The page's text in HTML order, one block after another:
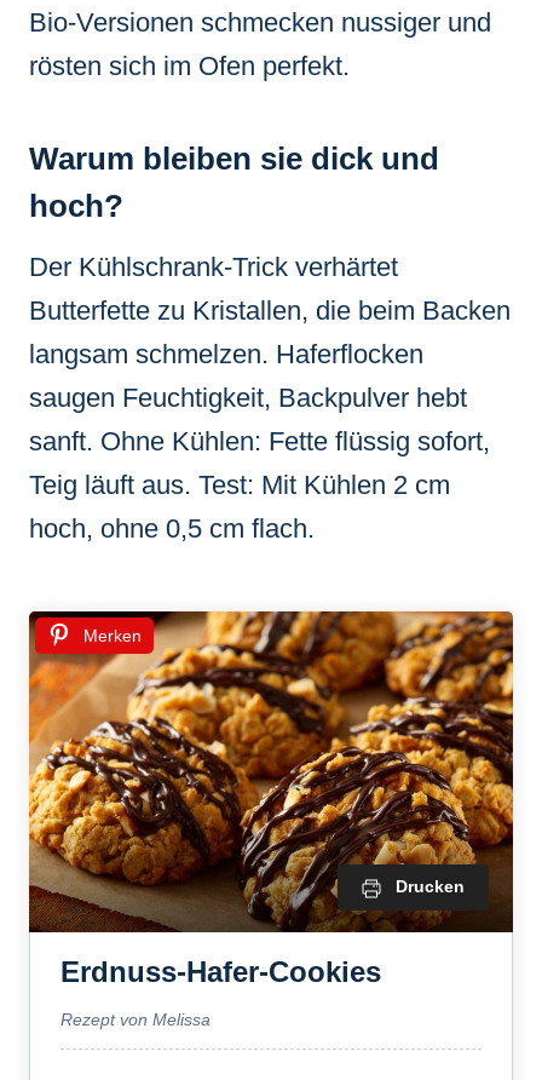
Bio-Versionen schmecken nussiger und
rösten sich im Ofen perfekt.
Warum bleiben sie dick und
hoch?
Der Kühlschrank-Trick verhärtet
Butterfette zu Kristallen, die beim Backen
langsam schmelzen. Haferflocken
saugen Feuchtigkeit, Backpulver hebt
sanft. Ohne Kühlen: Fette flüssig sofort,
Teig läuft aus. Test: Mit Kühlen 2 cm
hoch, ohne 0,5 cm flach.
Merken
Drucken
Erdnuss-Hafer-Cookies
Rezept von Melissa